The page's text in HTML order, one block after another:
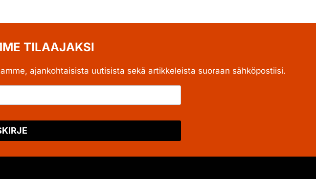
TILAAJAKSI
ajankohtaisista uutisista sekä artikkeleista suoraan sähköpostiisi.